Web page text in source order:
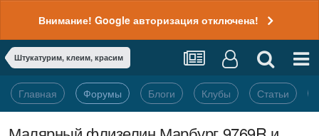
Внимание! Google авторизация отключена!
Штукатурим, клеим, красим
Главная Форумы Блоги Клубы Статьи